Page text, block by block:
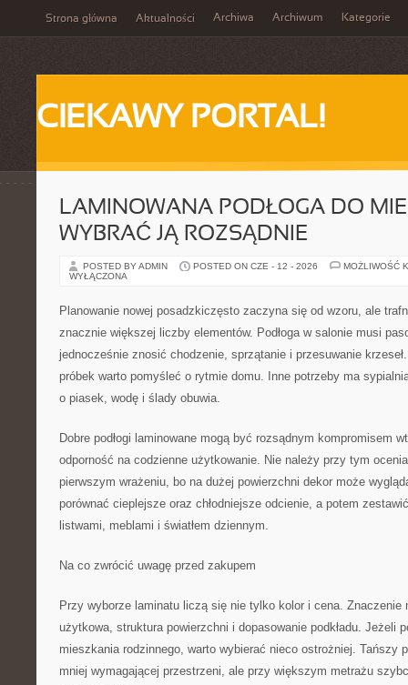
Strona główna Aktualności Archiwa Archiwum Kategorie
CIEKAWY PORTAL!
LAMINOWANA PODŁOGA DO
WYBRAĆ JĄ ROZSĄDNIE
POSTED BY ADMIN POSTED ON CZE - 12 - 2026
MOŻLIWOŚĆ
WYŁĄCZONA
Planowanie nowej posadzkiczęsto zaczyna się od wzoru, ale
znacznie większej liczby elementów. Podłoga w salonie musi
jednocześnie znosić chodzenie, sprzątanie i przesuwanie
próbek warto pomyśleć o rytmie domu. Inne potrzeby ma
o piasek, wodę i ślady obuwia.
Dobre podłogi laminowane mogą być rozsądnym kompromisem
odporność na codzienne użytkowanie. Nie należy przy tym
pierwszym wrażeniu, bo na dużej powierzchni dekor może
porównać cieplejsze oraz chłodniejsze odcienie, a potem
listwami, meblami i światłem dziennym.
Na co zwrócić uwagę przed zakupem
Przy wyborze laminatu liczą się nie tylko kolor i cena. Znaczenie
użytkowa, struktura powierzchni i dopasowanie podkładu. Jeżeli
mieszkania rodzinnego, warto wybierać nieco ostrożniej. Tańszy
mniej wymagającej przestrzeni, ale przy większym metrażu